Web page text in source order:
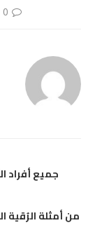
0 تعليقات
جميع أفراد
من أمثلة الرُقية